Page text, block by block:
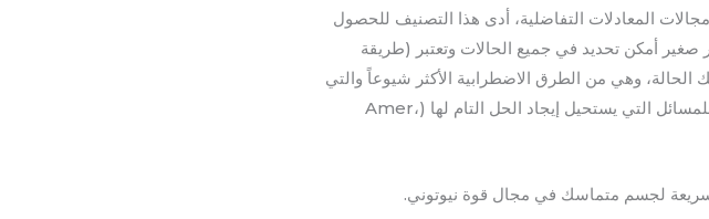
مجالات المعادلات التفاضلية، أدى هذا التصنيف للحصول
أمكن تحديد في جميع الحالات وتعتبر (طريقة
الحالة، وهي من الطرق الاضطرابية الأكثر شيوعاً والتي
من إبداعات الرياضيين والفيزيائيين من حيث إيجاد الحلول التقريبية للمسائل التي يستحيل إيجاد الحل التام لها (Amer،
لجسم متماسك في مجال قوة نيوتوني.